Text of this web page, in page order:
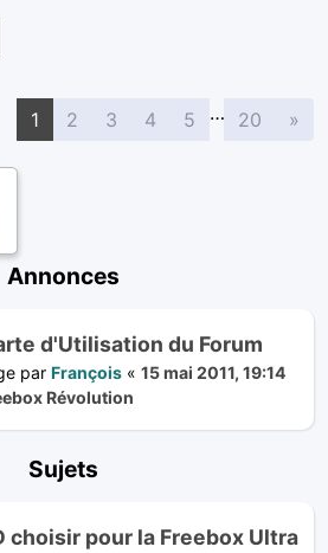
1 2 3 4 5 … 20 »
Annonces
d'Utilisation du Forum
par François « 15 mai 2011, 19:14
Révolution
Sujets
choisir pour la Freebox Ultra